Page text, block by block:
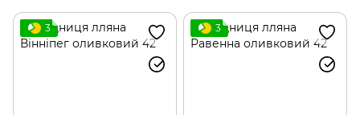
3 3